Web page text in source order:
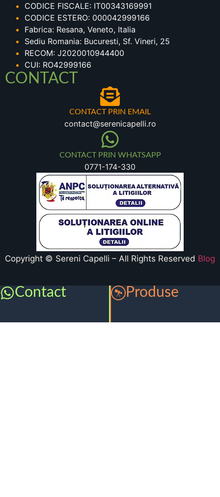
CODICE FISCALE: IT00343169991
CODICE ESTERO: 000042999166
Fabrica: Resana, Veneto, Italia
Sediu Romania: Bucuresti, Sf. Vineri, 25
RECOM: J2020010944400
CUI: RO42999166
CONTACT
CONTACT PRIN EMAIL
contact@serenicapelli.ro
CONTACT PRIN WHATSAPP
0771-174-330
Copyright © Sereni Capelli – All Rights Reserved Blog
Contact Produse